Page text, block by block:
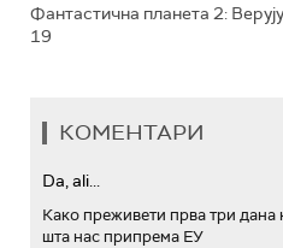
Фантастична планета 2:
19
КОМЕНТАРИ
Da, ali...
Како преживети прва три дана
шта нас припрема ЕУ